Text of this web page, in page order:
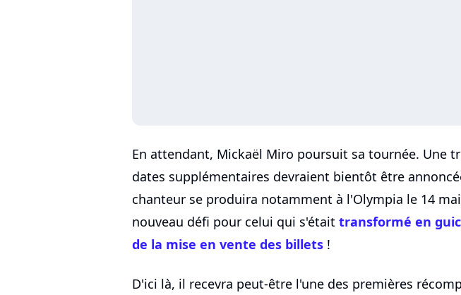
En attendant, Mickaël Miro poursuit sa tournée. Une
dates supplémentaires devraient bientôt être
chanteur se produira notamment à l'Olympia le 14
nouveau défi pour celui qui s'était transformé en
de la mise en vente des billets !
D'ici là, il recevra peut-être l'une des premières